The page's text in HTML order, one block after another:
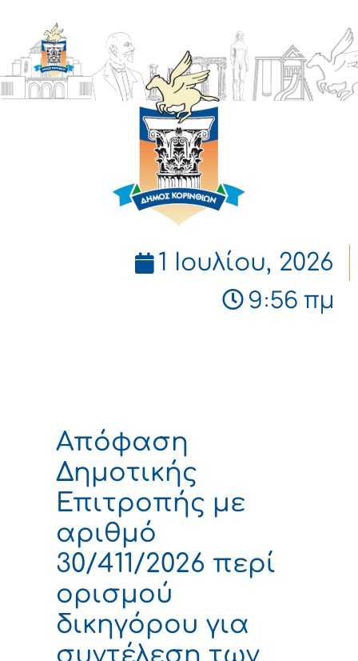
ΔΗΜΟΣ
ΚΟΡΙΝΘΙΩΝ
1 Ιουλίου, 2026
9:56 πμ
Απόφαση
Δημοτικής
Επιτροπής με
αριθμό
30/411/2026 περί
ορισμού
δικηγόρου για
συντέλεση των